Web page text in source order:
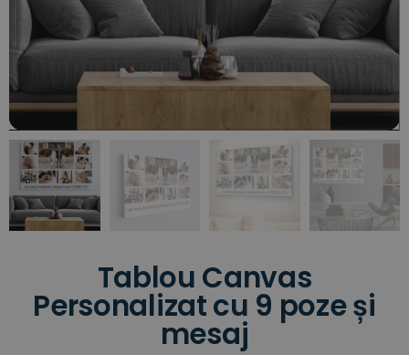
Tablou Canvas
Personalizat cu 9 poze și
mesaj